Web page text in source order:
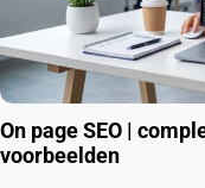
On page SEO |
voorbeelden